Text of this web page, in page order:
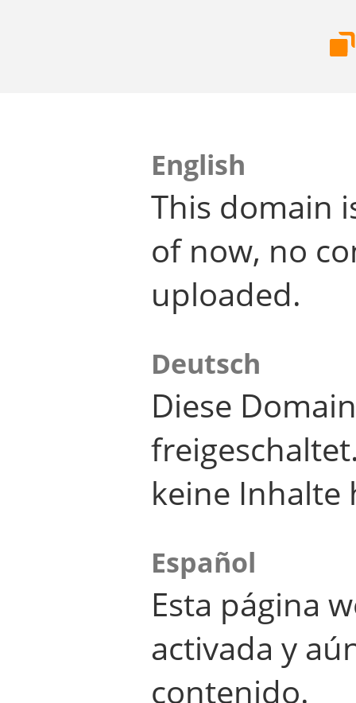
English
This domain
of now, no
uploaded.
Deutsch
Diese
keine Inhalte
Español
Esta página
activada y
contenido.